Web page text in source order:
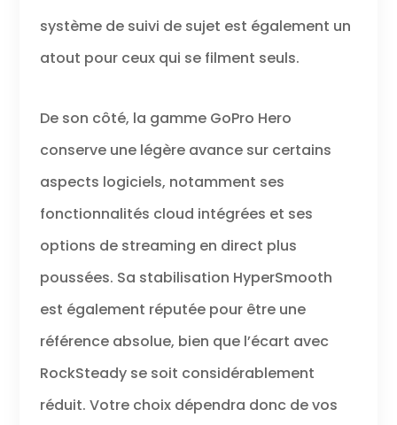
système de suivi de sujet est également un
atout pour ceux qui se filment seuls.
De son côté, la gamme GoPro Hero
conserve une légère avance sur certains
aspects logiciels, notamment ses
fonctionnalités cloud intégrées et ses
options de streaming en direct plus
poussées. Sa stabilisation HyperSmooth
est également réputée pour être une
référence absolue, bien que l’écart avec
RockSteady se soit considérablement
réduit. Votre choix dépendra donc de vos